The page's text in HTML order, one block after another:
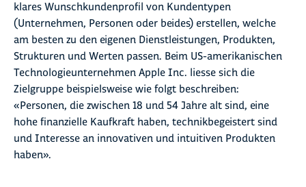
klares Wunschkundenprofil von Kundentypen
(Unternehmen, Personen oder beides) erstellen, welche
am besten zu den eigenen Dienstleistungen, Produkten,
Strukturen und Werten passen. Beim US-amerikanischen
Technologieunternehmen Apple Inc. liesse sich die
Zielgruppe beispielsweise wie folgt beschreiben:
«Personen, die zwischen 18 und 54 Jahre alt sind, eine
hohe finanzielle Kaufkraft haben, technikbegeistert sind
und Interesse an innovativen und intuitiven Produkten
haben».